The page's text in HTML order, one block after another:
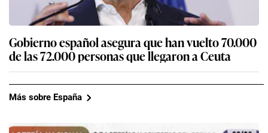
Gobierno español asegura que han vuelto 70.000
de las 72.000 personas que llegaron a Ceuta
Más sobre España